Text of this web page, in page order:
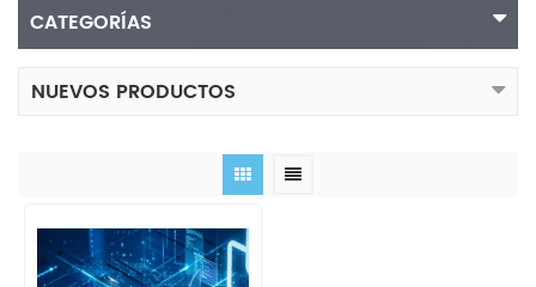
CATEGORÍAS
NUEVOS PRODUCTOS